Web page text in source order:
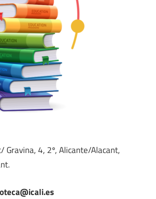
Gravina, 4, 2º, Alicante/Alacant,